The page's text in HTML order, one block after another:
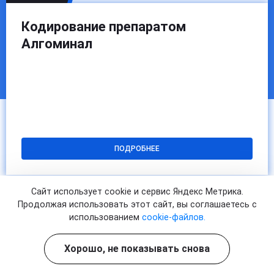
Кодирование препаратом
Алгоминал
ПОДРОБНЕЕ
Сайт использует cookie и сервис Яндекс Метрика.
Продолжая использовать этот сайт, вы соглашаетесь с
использованием cookie-файлов.
Хорошо, не показывать снова